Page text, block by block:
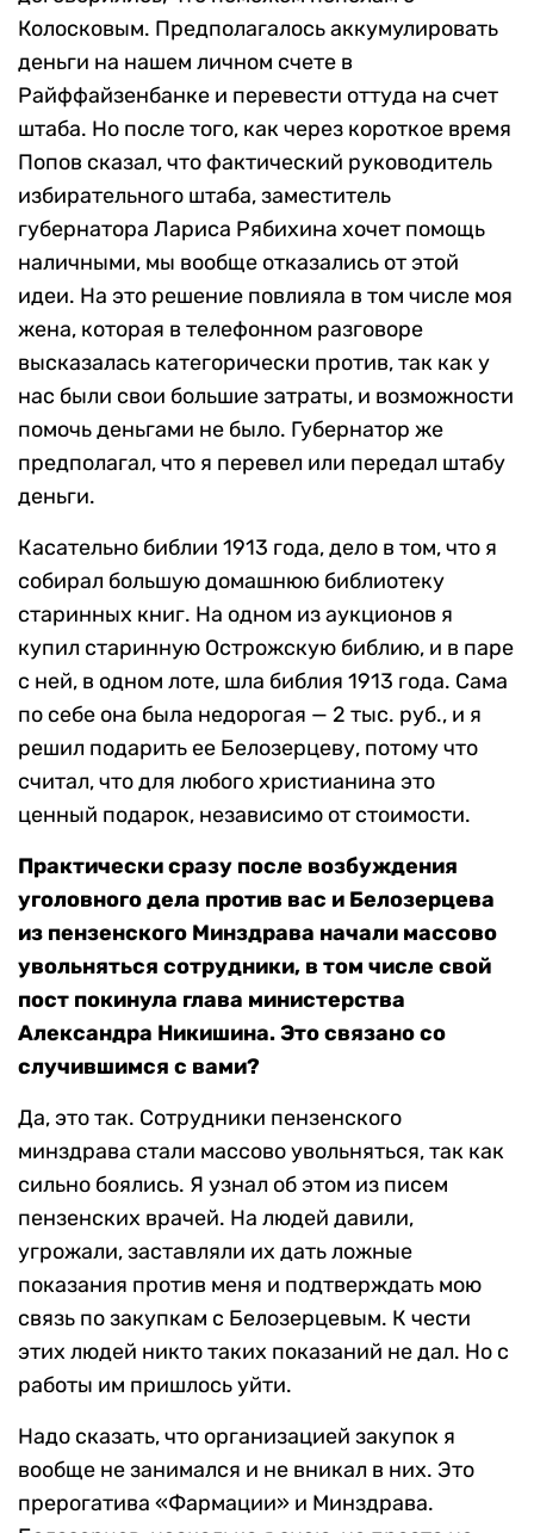
Колосковым. Предполагалось аккумулировать
деньги на нашем личном счете в
Райффайзенбанке и перевести оттуда на счет
штаба. Но после того, как через короткое время
Попов сказал, что фактический руководитель
избирательного штаба, заместитель
губернатора Лариса Рябихина хочет помощь
наличными, мы вообще отказались от этой
идеи. На это решение повлияла в том числе моя
жена, которая в телефонном разговоре
высказалась категорически против, так как у
нас были свои большие затраты, и возможности
помочь деньгами не было. Губернатор же
предполагал, что я перевел или передал штабу
деньги.
Касательно библии 1913 года, дело в том, что я
собирал большую домашнюю библиотеку
старинных книг. На одном из аукционов я
купил старинную Острожскую библию, и в паре
с ней, в одном лоте, шла библия 1913 года. Сама
по себе она была недорогая — 2 тыс. руб., и я
решил подарить ее Белозерцеву, потому что
считал, что для любого христианина это
ценный подарок, независимо от стоимости.
Практически сразу после возбуждения
уголовного дела против вас и Белозерцева
из пензенского Минздрава начали массово
увольняться сотрудники, в том числе свой
пост покинула глава министерства
Александра Никишина. Это связано со
случившимся с вами?
Да, это так. Сотрудники пензенского
минздрава стали массово увольняться, так как
сильно боялись. Я узнал об этом из писем
пензенских врачей. На людей давили,
угрожали, заставляли их дать ложные
показания против меня и подтверждать мою
связь по закупкам с Белозерцевым. К чести
этих людей никто таких показаний не дал. Но с
работы им пришлось уйти.
Надо сказать, что организацией закупок я
вообще не занимался и не вникал в них. Это
прерогатива «Фармации» и Минздрава.